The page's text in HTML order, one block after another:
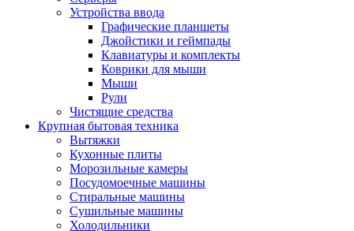
Устройства ввода
Графические планшеты
Джойстики и геймпады
Клавиатуры и комплекты
Коврики для мыши
Мыши
Рули
Чистящие средства
Крупная бытовая техника
Вытяжки
Кухонные плиты
Морозильные камеры
Посудомоечные машины
Стиральные машины
Сушильные машины
Холодильники